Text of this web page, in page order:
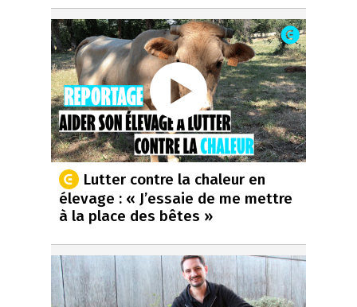
Lutter contre la chaleur en
élevage : « J’essaie de me mettre
à la place des bêtes »